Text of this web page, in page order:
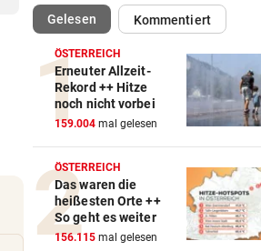
Energieimport treibt
Handelsdefizit an
REKORDMONAT FÜR RETTER
Seit Wochen kein einziger
ohne Bergeinsatz
Benko-Villa als Luxushotel?
sagt die Stadt
„KEIN VERTRAUEN MEHR“
Gelesen(ausgewählt)Kommentiert
ÖSTERREICH
Erneuter Allzeit-
Rekord ++ Hitze
noch nicht vorbei
159.004 mal gelesen
ÖSTERREICH
Das waren die
heißesten Orte ++
So geht es weiter
156.115 mal gelesen